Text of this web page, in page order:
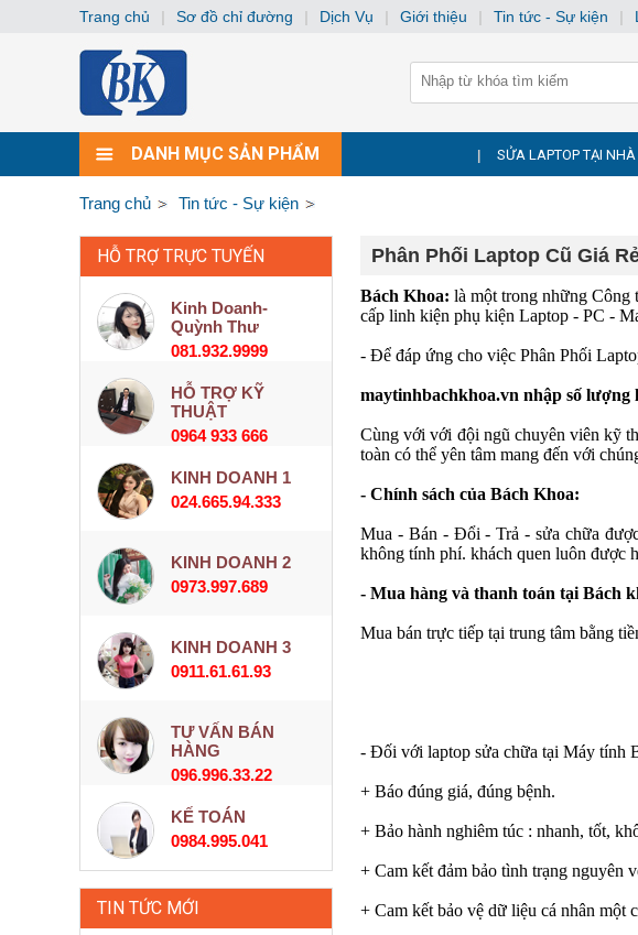
DANH MỤC SẢN PHẨM SỬA LAPTOP TẠI NHÀ
Trang chủ Tin tức - Sự kiện
HỖ TRỢ TRỰC TUYẾN
Kinh Doanh-
Quỳnh Thư
081.932.9999
HỖ TRỢ KỸ
THUẬT
0964 933 666
KINH DOANH 1
024.665.94.333
KINH DOANH 2
0973.997.689
KINH DOANH 3
0911.61.61.93
TƯ VẤN BÁN
HÀNG
096.996.33.22
KẾ TOÁN
0984.995.041
TIN TỨC MỚI
Phân Phối Laptop Cũ Giá
Bách Khoa: là một trong những Công
cấp linh kiện phụ kiện Laptop - PC -
- Để đáp ứng cho việc Phân Phối
maytinhbachkhoa.vn nhập số
Cùng với với đội ngũ chuyên viên kỹ
toàn có thể yên tâm mang đến với
- Chính sách của Bách Khoa:
Mua - Bán - Đổi - Trả - sửa chữa
không tính phí. khách quen luôn được
- Mua hàng và thanh toán tại Bách
Mua bán trực tiếp tại trung tâm bằng
- Đối với laptop sửa chữa tại Máy tính
+ Báo đúng giá, đúng bệnh.
+ Bảo hành nghiêm túc : nhanh, tốt,
+ Cam kết đảm bảo tình trạng nguyên
+ Cam kết bảo vệ dữ liệu cá nhân một
Trang chủ | Sơ đồ chỉ đường | Dịch Vụ | Giới thiệu | Tin tức - Sự kiện |